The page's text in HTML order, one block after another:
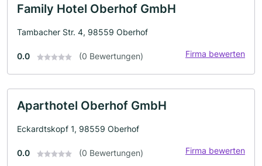
Family Hotel Oberhof GmbH
Tambacher Str. 4, 98559 Oberhof
0.0 (0 Bewertungen) Firma bewerten
Aparthotel Oberhof GmbH
Eckardtskopf 1, 98559 Oberhof
0.0 (0 Bewertungen) Firma bewerten